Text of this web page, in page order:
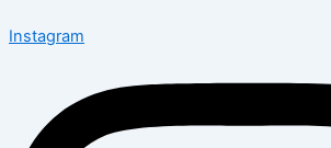
Instagram